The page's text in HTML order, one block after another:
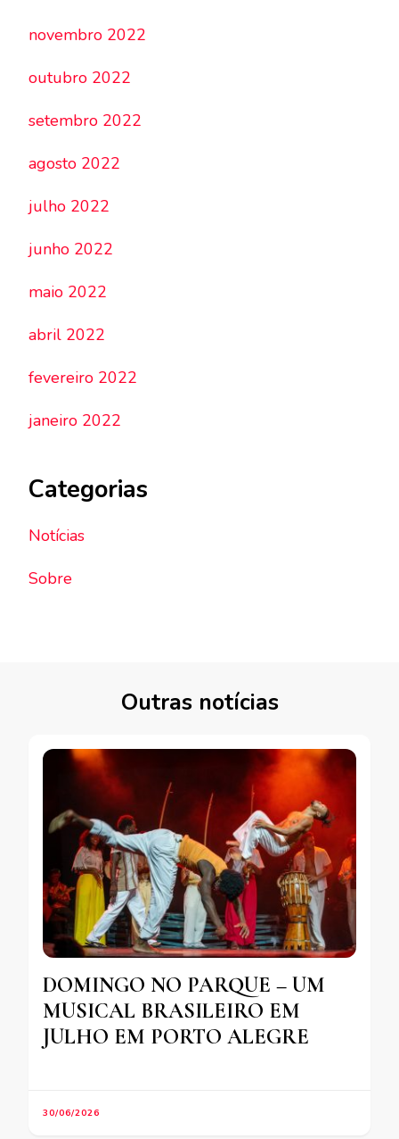
novembro 2022
outubro 2022
setembro 2022
agosto 2022
julho 2022
junho 2022
maio 2022
abril 2022
fevereiro 2022
janeiro 2022
Categorias
Notícias
Sobre
Outras notícias
DOMINGO NO PARQUE – UM
MUSICAL BRASILEIRO EM
JULHO EM PORTO ALEGRE
30/06/2026